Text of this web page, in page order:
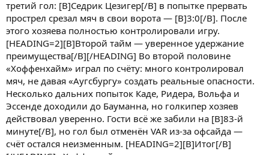
третий гол: [B]Седрик Цезигер[/B] в попытке прервать
прострел срезал мяч в свои ворота — [B]3:0[/B]. После
этого хозяева полностью контролировали игру.
[HEADING=2][B]Второй тайм — уверенное удержание
преимущества[/B][/HEADING] Во второй половине
«Хоффенхайм» играл по счёту: много контролировал
мяч, не давая «Аугсбургу» создать реальные опасности.
Несколько дальних попыток Каде, Ридера, Вольфа и
Эссенде доходили до Бауманна, но голкипер хозяев
действовал уверенно. Гости всё же забили на [B]83-й
минуте[/B], но гол был отменён VAR из-за офсайда —
счёт остался неизменным. [HEADING=2][B]Итог[/B]